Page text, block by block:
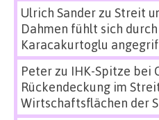
Ulrich Sanderzu Streit
Dahmen fühlt sich durch
Karacakurtoglu
Peterzu IHK-Spitze bei
Rückendeckung im
Wirtschaftsflächen der